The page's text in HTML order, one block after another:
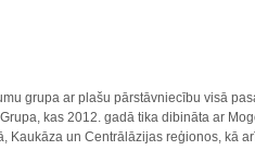
grupa ar plašu pārstāvniecību visā
kas 2012. gadā tika dibināta ar
Kaukāza un Centrālāzijas reģionos, kā